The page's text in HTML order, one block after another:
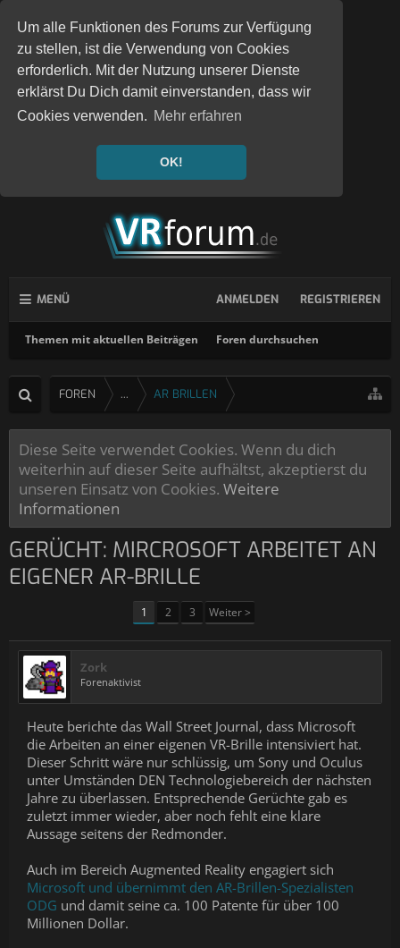
Um alle Funktionen des Forums zur Verfügung
zu stellen, ist die Verwendung von Cookies
erforderlich. Mit der Nutzung unserer Dienste
erklärst Du Dich damit einverstanden, dass wir
Cookies verwenden. Mehr erfahren
OK!
MENÜ
Themen mit aktuellen Beiträgen Foren durchsuchen
ANMELDEN REGISTRIEREN
FOREN ... AR BRILLEN
Diese Seite verwendet Cookies. Wenn du dich
weiterhin auf dieser Seite aufhältst, akzeptierst du
unseren Einsatz von Cookies. Weitere
Informationen
GERÜCHT: MIRCROSOFT ARBEITET AN
EIGENER AR-BRILLE
1 2 3 Weiter >
Zork
Forenaktivist
Heute berichte das Wall Street Journal, dass Microsoft
die Arbeiten an einer eigenen VR-Brille intensiviert hat.
Dieser Schritt wäre nur schlüssig, um Sony und Oculus
unter Umständen DEN Technologiebereich der nächsten
Jahre zu überlassen. Entsprechende Gerüchte gab es
zuletzt immer wieder, aber noch fehlt eine klare
Aussage seitens der Redmonder.
Auch im Bereich Augmented Reality engagiert sich
Microsoft und übernimmt den AR-Brillen-Spezialisten
ODG und damit seine ca. 100 Patente für über 100
Millionen Dollar.